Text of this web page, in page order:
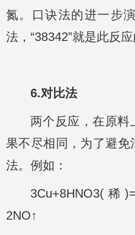
氮。口诀法的进一步
法，“38342”就是此反应
6.对比法
两个反应，在原料
果不尽相同，为了避
法。例如：
3Cu+8HNO3(稀
2NO↑